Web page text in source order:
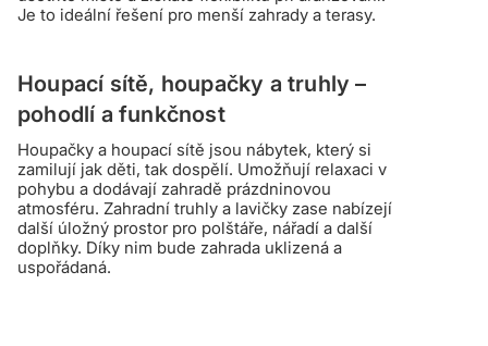
Je to ideální řešení pro menší zahrady a terasy.
Houpací sítě, houpačky a truhly –
pohodlí a funkčnost
Houpačky a houpací sítě jsou nábytek, který si
zamilují jak děti, tak dospělí. Umožňují relaxaci v
pohybu a dodávají zahradě prázdninovou
atmosféru. Zahradní truhly a lavičky zase nabízejí
další úložný prostor pro polštáře, nářadí a další
doplňky. Díky nim bude zahrada uklizená a
uspořádaná.